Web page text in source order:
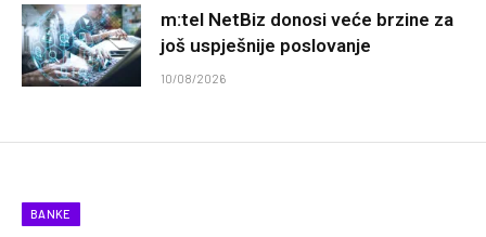
m:tel NetBiz donosi veće brzine za
još uspješnije poslovanje
10/08/2026
BANKE